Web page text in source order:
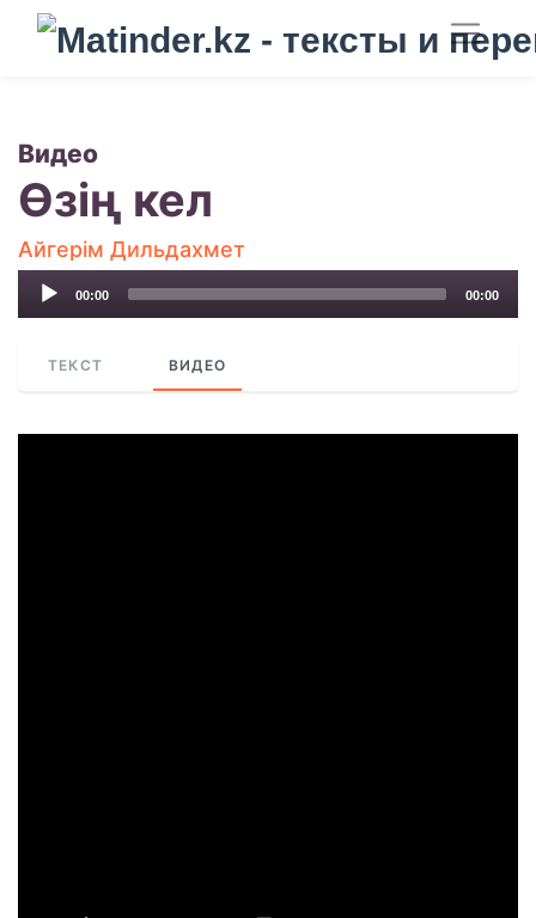
Видео
Өзің кел
Айгерім Дильдахмет
Audio
00:00 00:00
ТЕКСТ ВИДЕО